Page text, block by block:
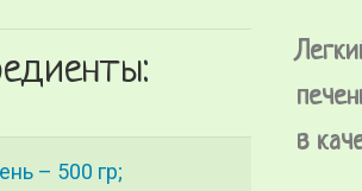
– 500 гр;
в